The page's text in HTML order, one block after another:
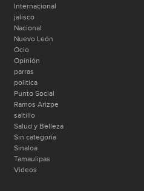
Internacional
jalisco
Nacional
Nuevo León
Ocio
Opinión
parras
politica
Punto Social
Ramos Arizpe
saltillo
Salud y Belleza
Sin categoría
Sinaloa
Tamaulipas
Videos